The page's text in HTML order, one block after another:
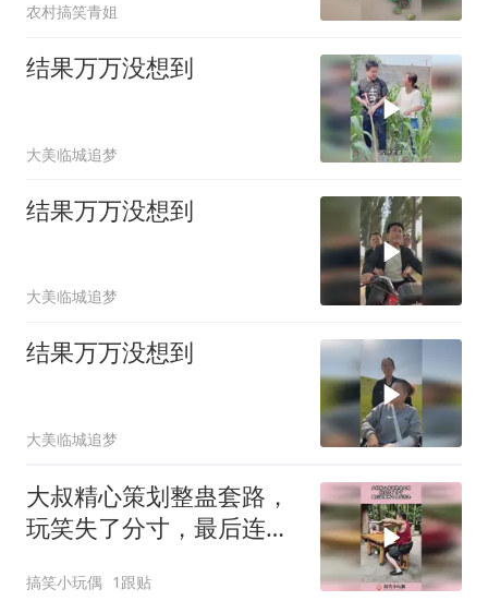
农村搞笑青姐
结果万万没想到
大美临城追梦
结果万万没想到
大美临城追梦
结果万万没想到
大美临城追梦
大叔精心策划整蛊套路，
玩笑失了分寸，最后连累
搞笑小玩偶 1跟贴